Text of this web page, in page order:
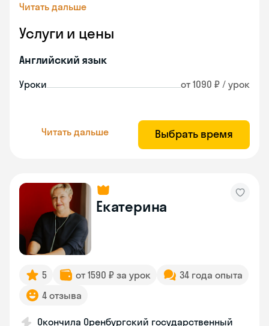
Читать дальше
Услуги и цены
Английский язык
Уроки от 1090 ₽ / урок
Читать дальше Выбрать время
Екатерина
5 от 1590 ₽ за урок
34 года опыта
4 отзыва
Окончила Оренбургский государственный